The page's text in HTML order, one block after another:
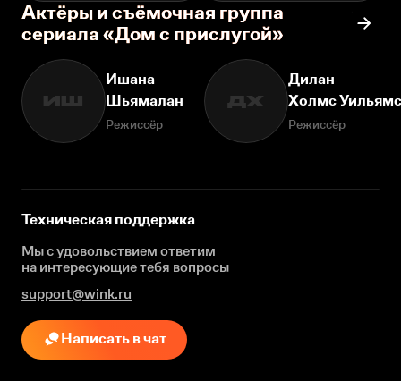
Актёры и съёмочная группа
сериала «Дом с прислугой»
ИШ
Ишана
Шьямалан
Режиссёр
ДХ
Дилан
Холмс Уильямс
Режиссёр
Техническая поддержка
Мы с удовольствием ответим
на интересующиетебя вопросы
support@wink.ru
Написать в чат